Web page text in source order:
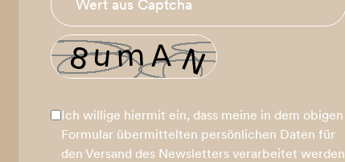
Ich willige hiermit ein, dass meine in dem obigen
Formular übermittelten persönlichen Daten für
den Versand des Newsletters verarbeitet werden